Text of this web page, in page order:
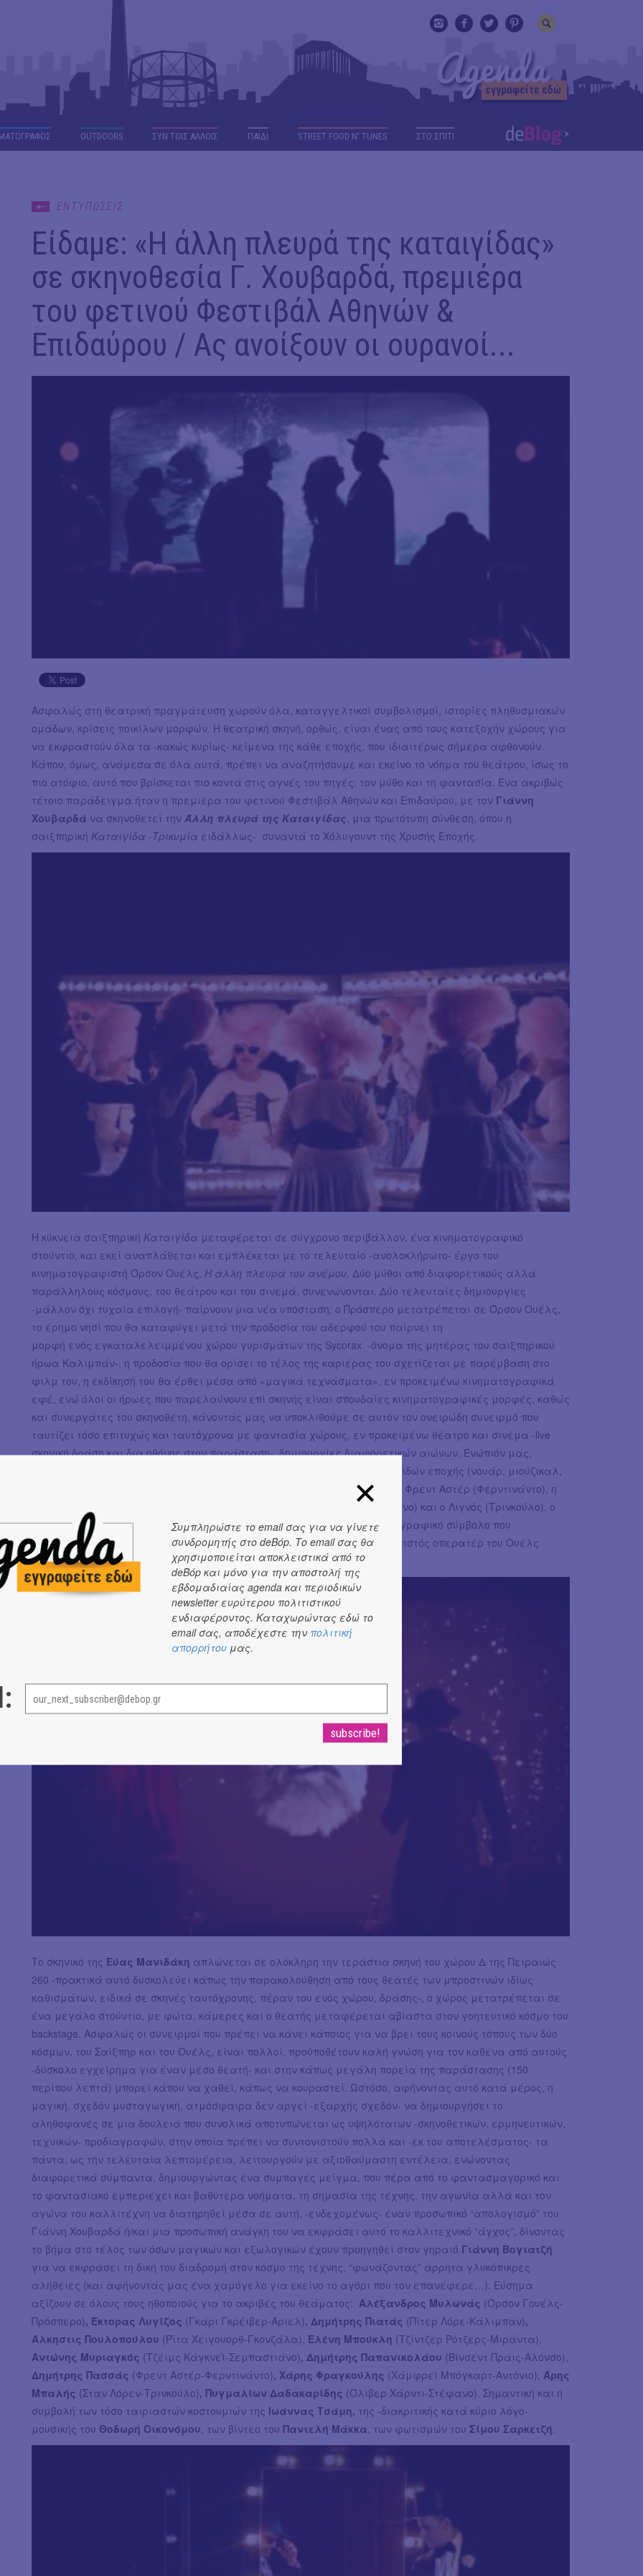
OUTDΟORS ΣΥΝ ΤΟΙΣ ΑΛΛΟΙΣ ΠΑΙΔΙ STREET FOOD N' TUNES ΣΤΟ ΣΠΙΤΙ
ΕΝΤΥΠΩΣΕΙΣ
Είδαμε: «Η άλλη πλευρά της καταιγίδας»
σε σκηνοθεσία Γ. Χουβαρδά, πρεμιέρα
του φετινού Φεστιβάλ Αθηνών &
Επιδαύρου / Ας ανοίξουν οι ουρανοί...
Ασφαλώς στη θεατρική πραγμάτευση χωρούν όλα, καταγγελτικοί συμβολισμοί, ιστορίες πληθυσμιακών
ομάδων, κρίσεις ποικίλων μορφών. Η θεατρική σκηνή, ορθώς, είναι ένας από τους κατεξοχήν χώρους για
να εκφραστούν όλα τα -κακώς κυρίως- κείμενα της κάθε εποχής, που ιδιαιτέρως σήμερα αφθονούν.
Κάπου, όμως, ανάμεσα σε όλα αυτά, πρέπει να αναζητήσουμε και εκείνο το νόημα του θεάτρου, ίσως το
πιο ατόφιο, αυτό που βρίσκεται πιο κοντά στις αγνές του πηγές: τον μύθο και τη φαντασία. Ένα ακριβώς
τέτοιο παράδειγμα ήταν η πρεμιέρα του φετινού Φεστιβάλ Αθηνών και Επιδαύρου, με τον Γιάννη
Χουβαρδά να σκηνοθετεί την Άλλη πλευρά της Καταιγίδας , μια πρωτότυπη σύνθεση, όπου η
σαιξπηρική Καταιγίδα -Τρικυμία ειδάλλως- συναντά το Χόλυγουντ της Χρυσής Εποχής.
Η κύκνεια σαιξπηρική Καταιγίδα μεταφέρεται σε σύγχρονο περιβάλλον, ένα κινηματογραφικό
στούντιο, και εκεί αναπλάθεται και εμπλέκεται με το τελευταίο -ανολοκλήρωτο- έργο του
κινηματογραφιστή Όρσον Ουέλς, Η άλλη πλευρά του ανέμου . Δύο μύθοι από διαφορετικούς αλλά
παράλληλους κόσμους, του θεάτρου και του σινεμά, συνενώνονται. Δύο τελευταίες δημιουργίες
-μάλλον όχι τυχαία επιλογή- παίρνουν μια νέα υπόσταση: ο Πρόσπερο μετατρέπεται σε Όρσον Ουέλς,
το έρημο νησί που θα καταφύγει μετά την προδοσία του αδερφού του παίρνει τη
μορφή ενός εγκαταλελειμμένου χώρου γυρισμάτων της Sycorax -όνομα της μητέρας του σαιξπηρικού
ήρωα Καλιμπάν-, η προδοσία που θα ορίσει το τέλος της καριέρας του σχετίζεται με παρέμβαση στο
φιλμ του, η εκδίκησή του θα έρθει μέσα από «μαγικά τεχνάσματα», εν προκειμένω κινηματογραφικά
εφέ, ενώ όλοι οι ήρωες που παρελαύνουν επί σκηνής είναι σπουδαίες κινηματογραφικές μορφές, καθώς
και συνεργάτες του σκηνοθέτη, κάνοντάς μας να υποκλιθούμε σε αυτόν τον ονειρώδη συνειρμό που
ταυτίζει τόσο επιτυχώς και ταυτόχρονα με φαντασία χώρους, εν προκειμένω θέατρο και σινέμα -live
σκηνική δράση και δια οθόνης στην παράσταση-, δημιουργίες διαφορετικών αιώνων. Ενώπιόν μας,
λοιπόν, σε μια σύντομη αναδρομή-καταγραφή των κινηματογραφικών ειδών εποχής (νουάρ, μιούζικαλ,
κομεντί, τρόμου κ.ά.) τα μυθικά πρόσωπα που συναντάμε είναι πολλά: ο Φρεντ Αστέρ (Φερντινάντο), η
Τζίντζερ Ρότζερς (Μιράντα), ο Πίτερ Λόρε (Κάλιμπαν), ο Χοντρός (Στέφανο) και ο Λιγνός (Τρινκούλο), ο
Χάμφρεϊ Μπόγκαρτ (Αντόνιο), η Ρίτα Χέιγουορθ (ως Γκονζάλα -κινηματογραφικό σύμβολο που
λειτουργεί ανεξάρτητα από το σαιξπηρικό κείμενο), ο Γκάρι Γκρέιβερ, πιστός οπερατέρ του Ουέλς
(Άριελ) κ.ά.
Το σκηνικό της Εύας Μανιδάκη απλώνεται σε ολόκληρη την τεράστια σκηνή του χώρου Δ της Πειραιώς
260 -πρακτικά αυτό δυσκολεύει κάπως την παρακολούθηση από τους θεατές των μπροστινών ιδίως
καθισμάτων, ειδικά σε σκηνές ταυτόχρονης, πέραν του ενός χώρου, δράσης-, ο χώρος μετατρέπεται σε
ένα μεγάλο στούντιο, με φώτα, κάμερες και ο θεατής μεταφέρεται αβίαστα στον γοητευτικό κόσμο του
backstage. Ασφαλώς οι συνειρμοί που πρέπει να κάνει κάποιος για να βρει τους κοινούς τόπους των δύο
κόσμων, του Σαίξπηρ και του Ουέλς, είναι πολλοί, προϋποθέτουν καλή γνώση για τον καθένα από αυτούς
-δύσκολο εγχείρημα για έναν μέσο θεατή- και στην κάπως μεγάλη πορεία της παράστασης (150
περίπου λεπτά) μπορεί κάπου να χαθεί, κάπως να κουραστεί. Ωστόσο, αφήνοντας αυτό κατά μέρος, η
μαγική, σχεδόν μυσταγωγική, ατμόσφαιρα δεν αργεί -εξαρχής σχεδόν- να δημιουργήσει το
αληθοφανές σε μια δουλειά που συνολικά αποτυπώνεται ως υψηλότατων -σκηνοθετικών, ερμηνευτικών,
τεχνικών- προδιαγραφών, στην οποία πρέπει να συντονιστούν πολλά και -εκ του αποτελέσματος- τα
πάντα, ως την τελευταία λεπτομέρεια, λειτουργούν με αξιοθαύμαστη εντέλεια, ενώνοντας
διαφορετικά σύμπαντα, δημιουργώντας ένα συμπαγές μείγμα, που πέρα από το φαντασμαγορικό και
το φαντασιακό εμπεριέχει και βαθύτερα νοήματα, τη σημασία της τέχνης, την αγωνία αλλά και τον
αγώνα του καλλιτέχνη να διατηρηθεί μέσα σε αυτή, -ενδεχομένως- έναν προσωπικό “απολογισμό” του
Γιάννη Χουβαρδά ή/και μια προσωπική ανάγκη του να εκφράσει αυτό το καλλιτεχνικό “άγχος”, δίνοντας
το βήμα στο τέλος των όσων μαγικών και εξωλογικών έχουν προηγηθεί στον γηραιό Γιάννη Βογιατζή
για να εκφράσει τη δική του διαδρομή στον κόσμο της τέχνης, “φωνάζοντας” άρρητα γλυκόπικρες
αλήθειες (και αφήνοντάς μας ένα χαμόγελο για εκείνο το αγόρι που τον επανέφερε…). Εύσημα
αξίζουν σε όλους τους ηθοποιούς για το ακριβές του θεάματος: Αλέξανδρος Μυλωνάς (Όρσον Γουέλς-
Πρόσπερο), Έκτορας Λυγίζος (Γκάρι Γκρέιβερ-Άριελ), Δημήτρης Πιατάς (Πίτερ Λόρε-Κάλιμπαν),
Άλκηστις Πουλοπούλου (Ρίτα Χέιγουορθ-Γκονζάλα), Ελένη Μπούκλη (Τζίντζερ Ρότζερς-Μιράντα),
Αντώνης Μυριαγκός (Τζέιμς Κάγκνεϊ-Σεμπαστιάνο), Δημήτρης Παπανικολάου (Βίνσεντ Πράις-Αλόνσο),
Δημήτρης Πασσάς (Φρεντ Αστέρ-Φερντινάντο), Χάρης Φραγκούλης (Χάμφρεϊ Μπόγκαρτ-Αντόνιο), Άρης
Μπαλής (Σταν Λόρεν-Τρινκούλο), Πυγμαλίων Δαδακαρίδης (Όλιβερ Χάρντι-Στέφανο). Σημαντική και η
συμβολή των τόσο ταιριαστών κοστουμιών της Ιωάννας Τσάμη, της -διακριτικής κατά κύριο λόγο-
μουσικής του Θοδωρή Οικονόμου, των βίντεο του Παντελή Μάκκα, των φωτισμών του Σίμου Σαρκετζή.
Συμπληρώστε το email σας για να γίνετε
συνδρομητής στο deBόp. Το email σας θα
χρησιμοποιείται αποκλειστικά από το
deBόp και μόνο για την αποστολή της
εβδομαδιαίας agenda και περιοδικών
newsletter ευρύτερου πολιτιστικού
ενδιαφέροντος. Καταχωρώντας εδώ το
email σας, αποδέχεστε την πολιτική
απορρήτου μας.